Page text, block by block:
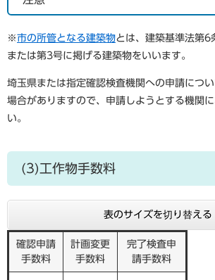
※市の所管となる建築物とは、建築基準法第
または第3号に掲げる建築物をいいます。
埼玉県または指定確認検査機関への申請につ
場合がありますので、申請しようとする機関
い。
(3)工作物手数料
表のサイズを切り替える
確認申請
手数料
計画変更
手数料
完了検査申
請手数料